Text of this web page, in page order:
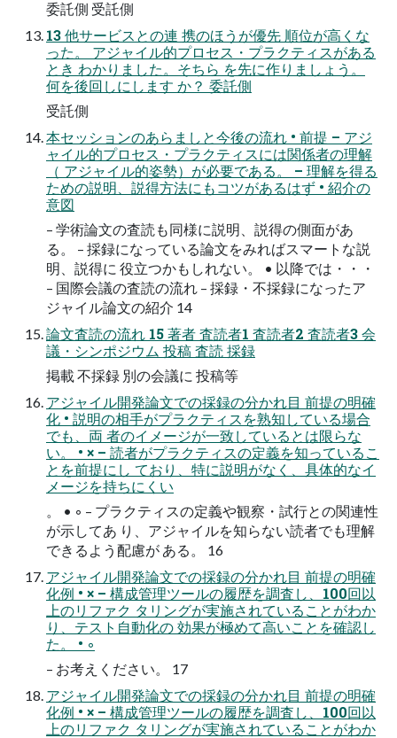
委託側 受託側
13 他サービスとの連 携のほうが優先 順位が高くな
った。 アジャイル的プロセス・プラクティスがある
とき わかりました。そちら を先に作りましょう。
何を後回しにします か？ 委託側
受託側
本セッションのあらましと今後の流れ • 前提 – アジ
ャイル的プロセス・プラクティスには関係者の理解
（ アジャイル的姿勢）が必要である。 – 理解を得る
ための説明、説得方法にもコツがあるはず • 紹介の
意図
– 学術論文の査読も同様に説明、説得の側面があ
る。 – 採録になっている論文をみればスマートな説
明、説得に 役立つかもしれない。 • 以降では・・・
– 国際会議の査読の流れ – 採録・不採録になったア
ジャイル論文の紹介 14
論文査読の流れ 15 著者 査読者1 査読者2 査読者3 会
議・シンポジウム 投稿 査読 採録
掲載 不採録 別の会議に 投稿等
アジャイル開発論文での採録の分かれ目 前提の明確
化 • 説明の相手がプラクティスを熟知している場合
でも、両 者のイメージが一致しているとは限らな
い。 • × – 読者がプラクティスの定義を知っているこ
とを前提にし ており、特に説明がなく、具体的なイ
メージを持ちにくい
。 • ◦ – プラクティスの定義や観察・試行との関連性
が示してあ り、アジャイルを知らない読者でも理解
できるよう配慮が ある。 16
アジャイル開発論文での採録の分かれ目 前提の明確
化例 • × – 構成管理ツールの履歴を調査し、100回以
上のリファク タリングが実施されていることがわか
り、テスト自動化の 効果が極めて高いことを確認し
た。 • ◦
– お考えください。 17
アジャイル開発論文での採録の分かれ目 前提の明確
化例 • × – 構成管理ツールの履歴を調査し、100回以
上のリファク タリングが実施されていることがわか